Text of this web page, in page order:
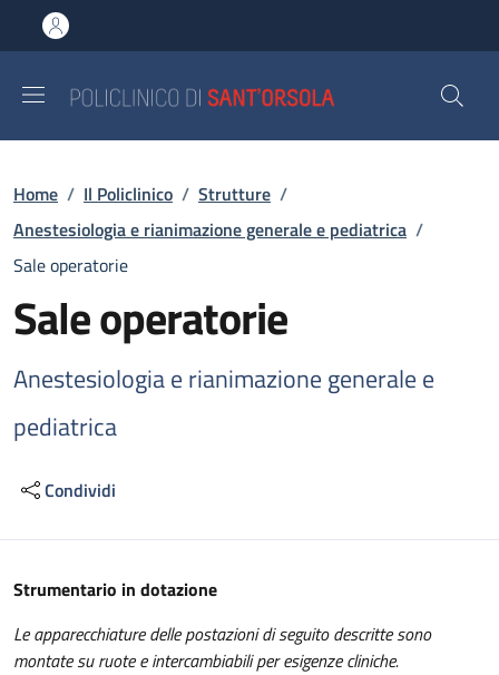
al contenuto principale
to footer content
Briciole di pane
Home / Il Policlinico / Strutture /
Anestesiologia e rianimazione generale e pediatrica /
Sale operatorie
Sale operatorie
Anestesiologia e rianimazione generale e
pediatrica
Condividi
Descrizione
Strumentario in dotazione
Le apparecchiature delle postazioni di seguito descritte sono
montate su ruote e intercambiabili per esigenze cliniche.